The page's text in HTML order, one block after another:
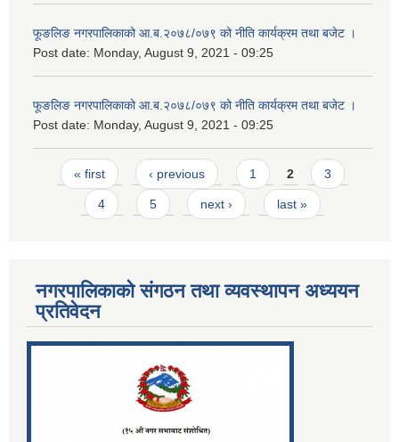
फूङलिङ नगरपालिकाको आ.ब.२०७८/०७९ को नीति कार्यक्रम तथा बजेट ।
Post date: Monday, August 9, 2021 - 09:25
फूङलिङ नगरपालिकाको आ.ब.२०७८/०७९ को नीति कार्यक्रम तथा बजेट ।
Post date: Monday, August 9, 2021 - 09:25
Pages
« first ‹ previous 1 2 3
4 5 next › last »
नगरपालिकाको संगठन तथा व्यवस्थापन अध्ययन
प्रतिवेदन